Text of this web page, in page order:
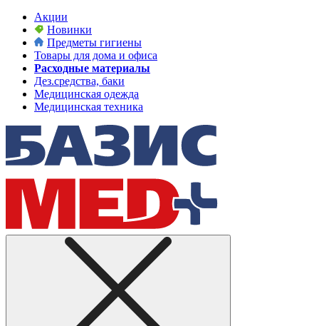
Акции
Новинки
Предметы гигиены
Товары для дома и офиса
Расходные материалы
Дез.средства, баки
Медицинская одежда
Медицинская техника